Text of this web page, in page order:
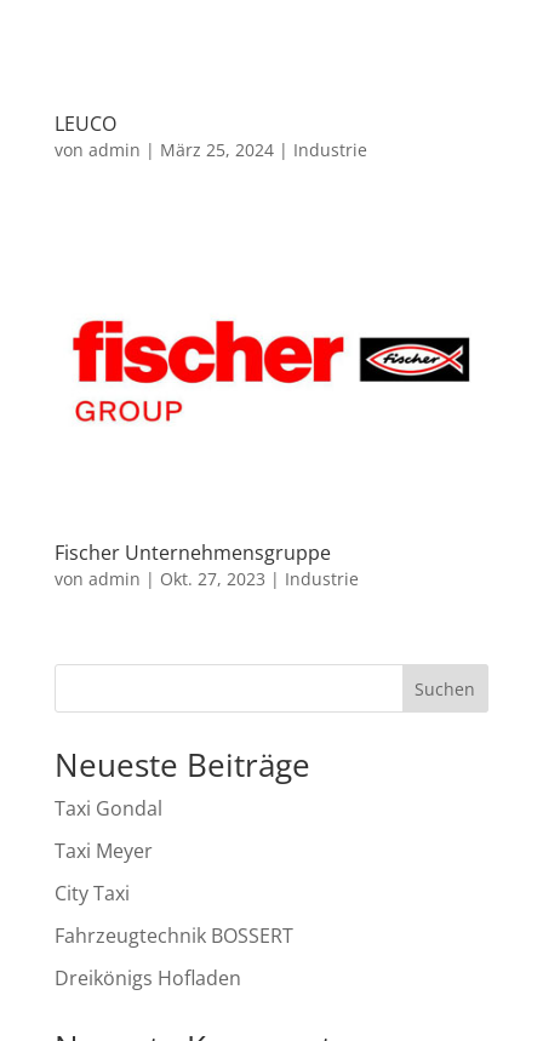
LEUCO
von admin | März 25, 2024| Industrie
Fischer Unternehmensgruppe
von admin | Okt. 27, 2023 | Industrie
Suchen
Neueste Beiträge
Taxi Gondal
Taxi Meyer
City Taxi
Fahrzeugtechnik BOSSERT
Dreikönigs Hofladen